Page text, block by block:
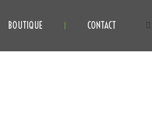
BOUTIQUE CONTACT